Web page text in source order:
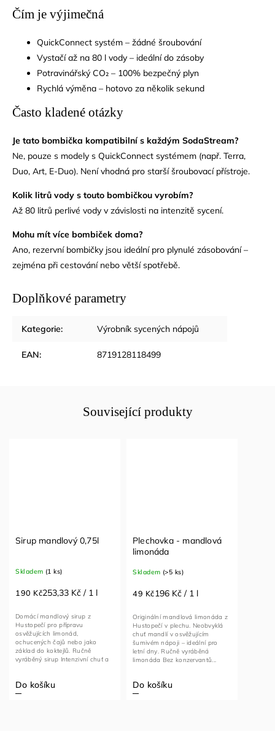
Čím je výjimečná
QuickConnect systém – žádné šroubování
Vystačí až na 80 l vody – ideální do zásoby
Potravinářský CO₂ – 100% bezpečný plyn
Rychlá výměna – hotovo za několik sekund
Často kladené otázky
Je tato bombička kompatibilní s každým SodaStream?
Ne, pouze s modely s QuickConnect systémem (např. Terra,
Duo, Art, E-Duo). Není vhodná pro starší šroubovací přístroje.
Kolik litrů vody s touto bombičkou vyrobím?
Až 80 litrů perlivé vody v závislosti na intenzitě sycení.
Mohu mít více bombiček doma?
Ano, rezervní bombičky jsou ideální pro plynulé zásobování –
zejména při cestování nebo větší spotřebě.
Doplňkové parametry
Kategorie: Výrobník sycených nápojů
EAN: 8719128118499
Související produkty
Sirup mandlový 0,75l
Skladem (1 ks)
190 Kč253,33 Kč / 1 l
Do košíku
Domácí mandlový sirup z
Hustopečí pro přípravu
osvěžujících limonád,
ochucených čajů nebo jako
základ do koktejlů. Ručně
vyráběný sirup Intenzivní chuť a
Plechovka - mandlová
limonáda
Skladem (>5 ks)
49 Kč196 Kč / 1 l
Do košíku
Originální mandlová limonáda z
Hustopečí v plechu. Neobvyklá
chuť mandlí v osvěžujícím
šumivém nápoji – ideální pro
letní dny. Ručně vyráběná
limonáda Bez konzervantů...